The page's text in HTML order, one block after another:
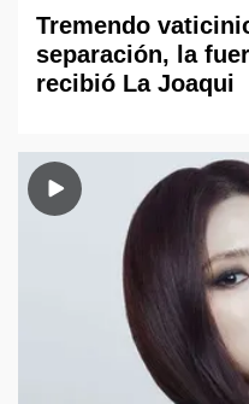
Tremendo
separación, la
recibió La Joaqui